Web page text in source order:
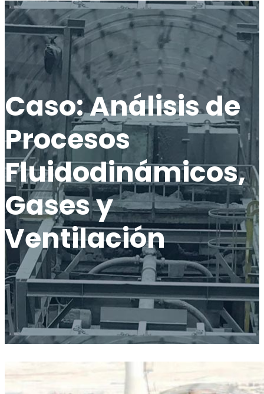
Caso: Análisis de
Procesos
Fluidodinámicos,
Gases y
Ventilación